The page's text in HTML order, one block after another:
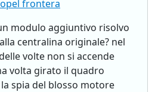
frontera
modulo aggiuntivo risolvo
centralina originale? nel
volte non si accende
volta girato il quadro
spia del blosso motore